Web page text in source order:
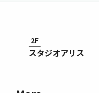
2F
スタジオアリス